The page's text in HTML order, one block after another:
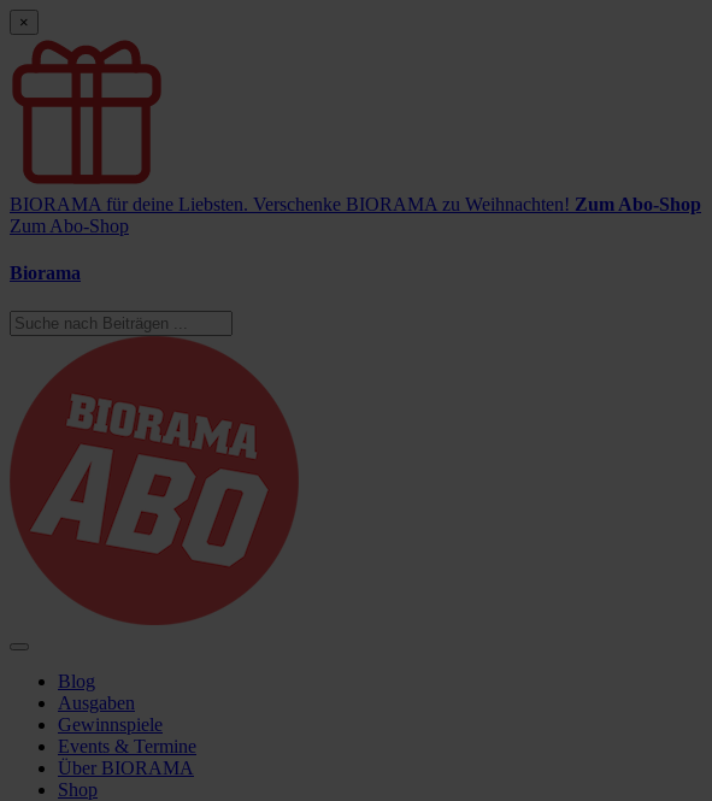
×
BIORAMA für deine Liebsten. Verschenke BIORAMA zu Weihnachten! Zum Abo-Shop
Zum Abo-Shop
Biorama
Blog
Ausgaben
Gewinnspiele
Events & Termine
Über BIORAMA
Shop